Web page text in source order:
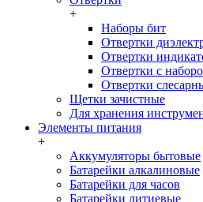
+
Наборы бит
Отвертки
Отвертки
Отвертки с
Отвертки
Щетки зачистные
Для хранения
Элементы питания
+
Аккумуляторы бытовые
Батарейки алкалиновые
Батарейки для часов
Батарейки литиевые